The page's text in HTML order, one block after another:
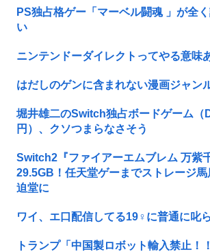
PS独占格ゲー「マーベル闘魂 」が全
い
ニンテンドーダイレクトってやる意味
はだしのゲンに含まれない漫画ジャン
堀井雄二のSwitch独占ボードゲーム（
円）、クソつまらなさそう
Switch2『ファイアーエムブレム 万紫
29.5GB！任天堂ゲーまでストレージ
迫堂に
ワイ、エ口配信してる19♀に普通に叱
トランプ「中国製ロボット輸入禁止！